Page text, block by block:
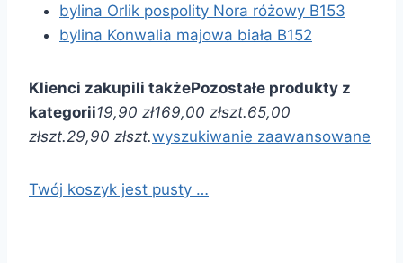
bylina Orlik pospolity Nora różowy B153
bylina Konwalia majowa biała B152
Klienci zakupili takżePozostałe produkty z
kategorii19,90 zł169,00 złszt.65,00
złszt.29,90 złszt.wyszukiwanie zaawansowane
Twój koszyk jest pusty …